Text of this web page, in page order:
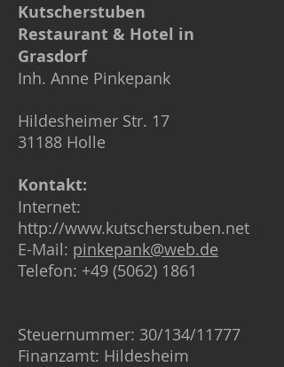
Kutscherstuben
Restaurant & Hotel in
Grasdorf
Inh. Anne Pinkepank
Hildesheimer Str. 17
31188 Holle
Kontakt:
Internet:
http://www.kutscherstuben.net
E-Mail: pinkepank@web.de
Telefon: +49 (5062) 1861
Steuernummer: 30/134/11777
Finanzamt: Hildesheim